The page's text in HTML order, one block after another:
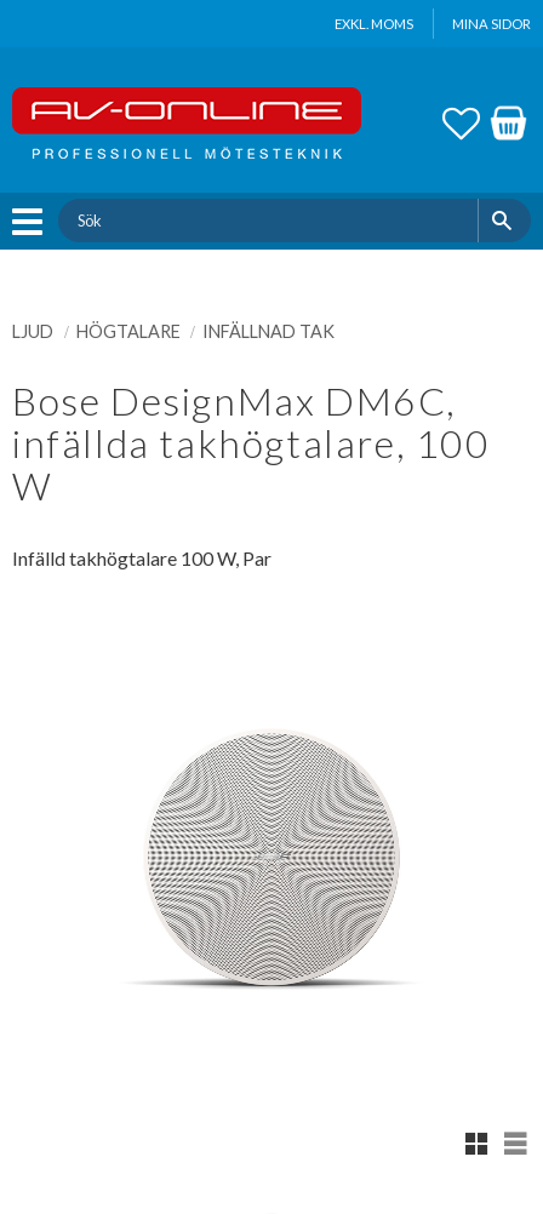
EXKL. MOMS MINA SIDOR
LJUD HÖGTALARE INFÄLLNAD TAK
Bose DesignMax DM6C,
infällda takhögtalare, 100
W
Infälld takhögtalare 100 W, Par